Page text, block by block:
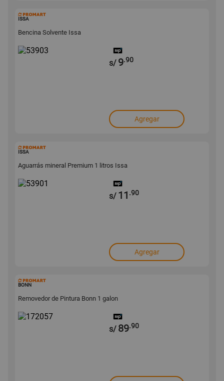
ISSA
Bencina Solvente Issa
s/ 9.90
Agregar
ISSA
Aguarrás mineral Premium 1 litros Issa
s/ 11 .90
Agregar
BONN
Removedor de Pintura Bonn 1 galon
s/ 89.90